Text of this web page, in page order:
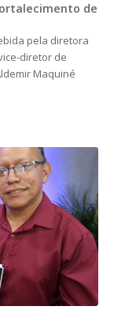
de
pela diretora
diretor de
Maquiné